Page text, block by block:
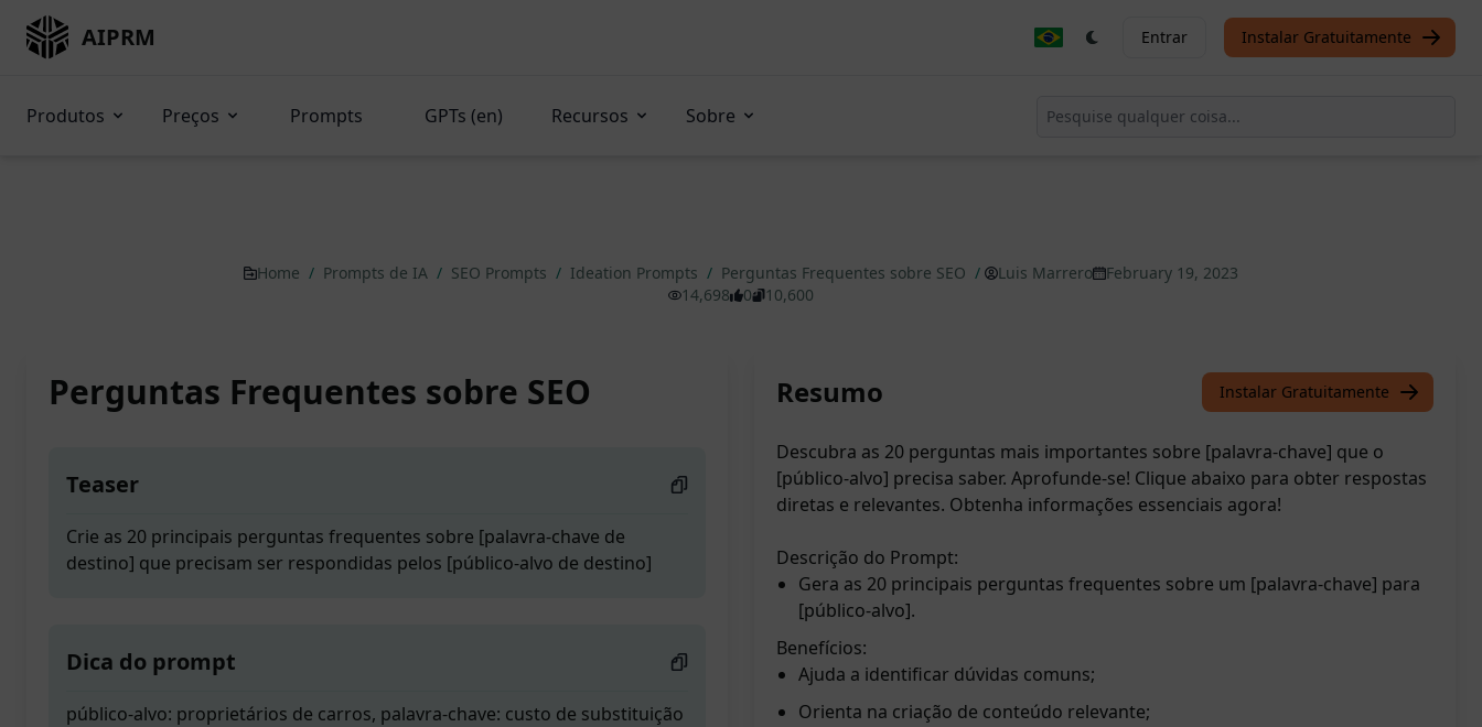
AIPRM Entrar Instalar Gratuitamente
Produtos Preços Prompts GPTs (en) Recursos Sobre
Home / Prompts de IA / SEO Prompts / Ideation Prompts / Perguntas Frequentes sobre SEO / Luis Marrero
February 19, 2023
14,698
0 10,600
Perguntas Frequentes sobre SEO
Teaser
Crie as 20 principais perguntas frequentes sobre [palavra-chave de
destino] que precisam ser respondidas pelos [público-alvo de destino]
Dica do prompt
público-alvo: proprietários de carros, palavra-chave: custo de substituição
Resumo Instalar Gratuitamente
Descubra as 20 perguntas mais importantes sobre [palavra-chave] que o
[público-alvo] precisa saber. Aprofunde-se! Clique abaixo para obter respostas
diretas e relevantes. Obtenha informações essenciais agora!
Descrição do Prompt:
Gera as 20 principais perguntas frequentes sobre um [palavra-chave] para
[público-alvo].
Benefícios:
Ajuda a identificar dúvidas comuns;
Orienta na criação de conteúdo relevante;